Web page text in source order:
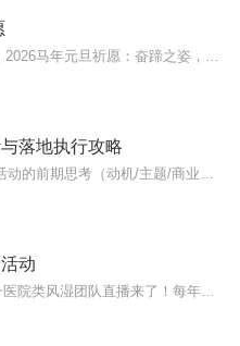
落地执行攻略
动